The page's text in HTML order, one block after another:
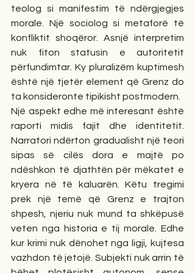
teolog si manifestim të ndërgjegjes
morale. Një sociolog si metaforë të
konfliktit shoqëror. Asnjë interpretim
nuk fiton statusin e autoritetit
përfundimtar. Ky pluralizëm kuptimesh
është një tjetër element që Grenz do
ta konsideronte tipikisht postmodern.
Një aspekt edhe më interesant është
raporti midis fajit dhe identitetit.
Narratori ndërton gradualisht një teori
sipas së cilës dora e majtë po
ndëshkon të djathtën për mëkatet e
kryera në të kaluarën. Këtu tregimi
prek një temë që Grenz e trajton
shpesh, njeriu nuk mund ta shkëpusë
veten nga historia e tij morale. Edhe
kur krimi nuk dënohet nga ligji, kujtesa
vazhdon të jetojë. Subjekti nuk arrin të